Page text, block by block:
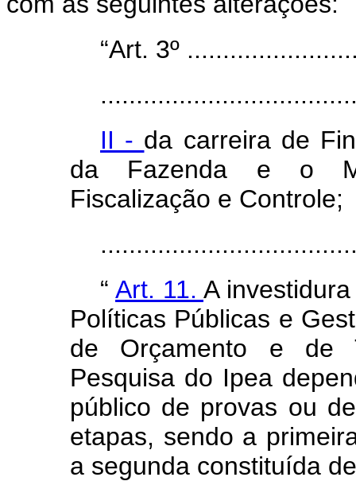
“Art. 3º
II - da carreira de
da Fazenda e o
Fiscalização e Controle;
“ Art. 11. A
Políticas Públicas e
de Orçamento e de
Pesquisa do Ipea
público de provas ou
etapas, sendo a
a segunda constituída